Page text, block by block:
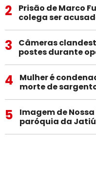
2
Prisão de Marco
colega ser
3
Câmeras
postes durante
4
Mulher é
morte de
5
Imagem de
paróquia da